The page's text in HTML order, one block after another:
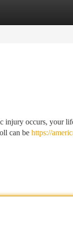
occurs, your
can be https://